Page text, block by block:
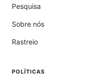
Pesquisa
Sobre nós
Rastreio
POLÍTICAS